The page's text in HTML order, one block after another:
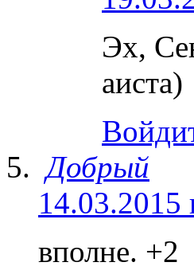
Эх,
аиста)
Добрый
14.03.2015
вполне. +2